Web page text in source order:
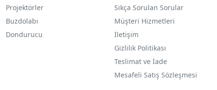
Projektörler
Buzdolabı
Dondurucu
Sıkça Sorulan Sorular
Müşteri Hizmetleri
İletişim
Gizlilik Politikası
Teslimat ve İade
Mesafeli Satış Sözleşmesi